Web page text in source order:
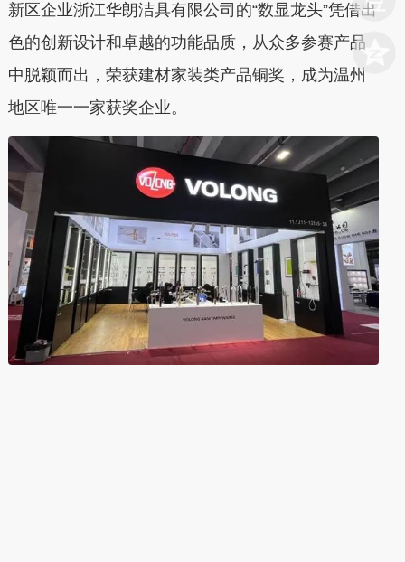
新区企业浙江华朗洁具有限公司的“数显龙头”凭借出
色的创新设计和卓越的功能品质，从众多参赛产品
中脱颖而出，荣获建材家装类产品铜奖，成为温州
地区唯一一家获奖企业。